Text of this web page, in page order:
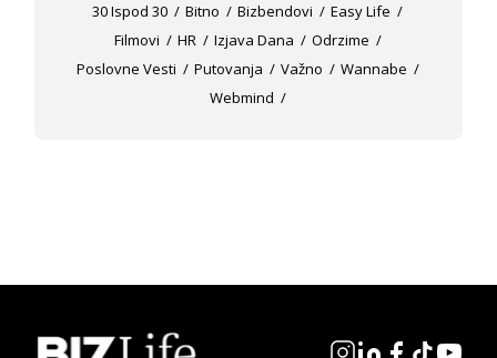
30 Ispod 30 Bitno Bizbendovi
Easy Life
Filmovi
HR Izjava Dana
Odrzime
Poslovne Vesti
Putovanja Važno
Wannabe
Webmind